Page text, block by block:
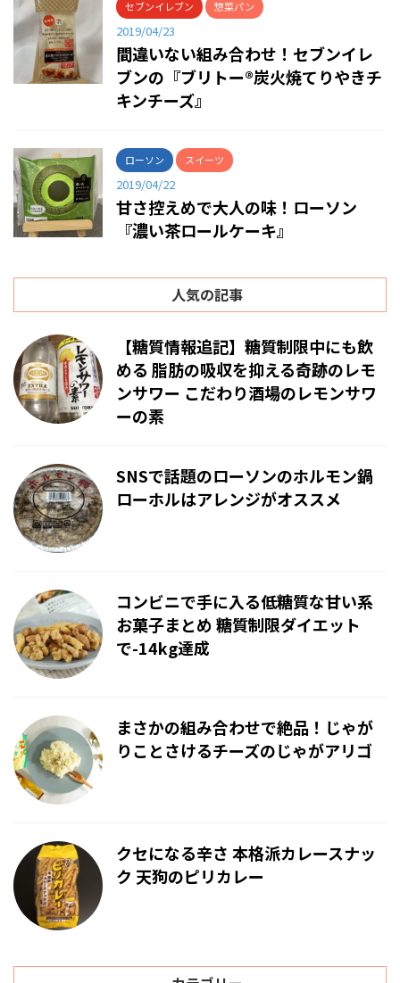
セブンイレブン 惣菜パン
2019/04/23
間違いない組み合わせ！セブンイレ
ブンの『ブリトー®炭火焼てりやきチ
キンチーズ』
ローソン スイーツ
2019/04/22
甘さ控えめで大人の味！ローソン
『濃い茶ロールケーキ』
人気の記事
【糖質情報追記】糖質制限中にも飲
める 脂肪の吸収を抑える奇跡のレモ
ンサワー こだわり酒場のレモンサワ
ーの素
SNSで話題のローソンのホルモン鍋
ローホルはアレンジがオススメ
コンビニで手に入る低糖質な甘い系
お菓子まとめ 糖質制限ダイエット
で-14kg達成
まさかの組み合わせで絶品！じゃが
りことさけるチーズのじゃがアリゴ
クセになる辛さ 本格派カレースナッ
ク 天狗のピリカレー